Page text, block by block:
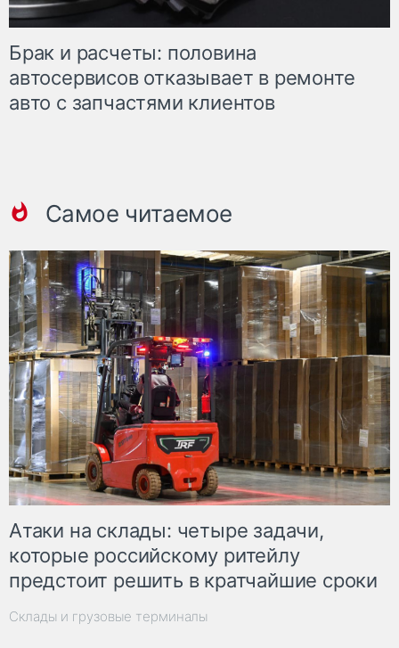
Брак и расчеты: половина
автосервисов отказывает в ремонте
авто с запчастями клиентов
Самое читаемое
Атаки на склады: четыре задачи,
которые российскому ритейлу
предстоит решить в кратчайшие сроки
Склады и грузовые терминалы